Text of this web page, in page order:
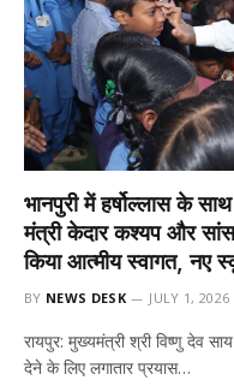
भानपुरी में हर्षोल्लास के
मंत्री केदार कश्यप और
किया आत्मीय स्वागत, नए
BY NEWS DESK JULY 1, 2026
रायपुर: मुख्यमंत्री श्री विष्णु देव
देने के लिए लगातार प्रयास…